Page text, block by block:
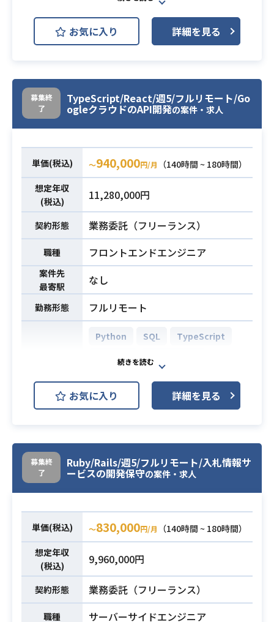
必須スキル
・Gitを用いたチーム開発経験、コー
ドレビューの経験
・Pythonを利用したETL, Webアプ
・AWS(Lambda, ECS, Glue, StepFu
nctions, S3, RDS, Aurora 等)を利用
したETL開発経験
・スクラムでの開発経験（スクラム
で何が大事か、また、スクラムを用
いたプロセス改善を理解している）
Docker
GitHub
Redmine
Slack
自社サービスのSREとしての業務を
お任せします。
フードテック×リテールテック×フ
ィンテックと
3領域を跨ぐ自社サービスの販売管理
システムのバックエンド開発全般を
お任せします。
機能追加・改修・運用に伴うバック
エンド開発をご担当いただきます。
必須スキル
・サーバーサイドエンジニア 経験 7
年以上
・Laravelの経験2年以上
お気に入り 詳細を見る
募集終
了
TypeScript/React/週5/フルリモート/Go
ogleクラウドのAPI開発の案件・求人
単価(税込) 〜940,000円/月
（140時間 ~ 180時間）
想定年収
(税込)
11,280,000円
契約形態 業務委託（フリーランス）
職種 フロントエンドエンジニア
案件先
最寄駅
なし
勤務形態 フルリモート
Python SQL
TypeScript
React.js
PostgreSQL
AWS RDS (Amazon RDS)
React Native
業務内容
利用したWebアプリ開発を行ってい
ただきます。
・地図アプリの改修
・今期上期に作成したアプリケーシ
ョンの修正がメイン。
必須スキル
・Webアプリ開発経験5年程度
・Pythonの開発経験
・PostgreSQL（AWS RDS）の知見
お気に入り 詳細を見る
募集終
了
Ruby/Rails/週5/フルリモート/入札情報サ
ービスの開発保守の案件・求人
単価(税込) 〜830,000円/月
（140時間 ~ 180時間）
想定年収
(税込)
9,960,000円
契約形態 業務委託（フリーランス）
職種 サーバーサイドエンジニア